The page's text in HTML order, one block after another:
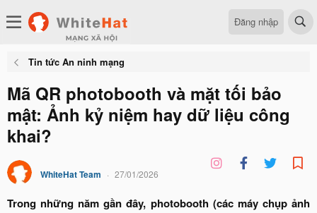
Đăng nhập
Tin tức An ninh mạng
Mã QR photobooth và mặt tối bảo
mật: Ảnh kỷ niệm hay dữ liệu công
khai?
WhiteHat Team 27/01/2026
Trong những năm gần đây, photobooth (các máy chụp ảnh